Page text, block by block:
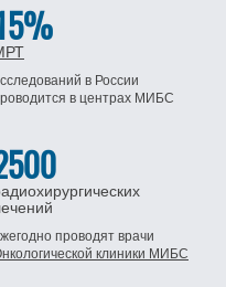
в России
в центрах МИБС
проводят врачи
клиники МИБС